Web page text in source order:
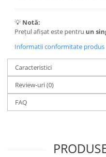
💡 Notă:
Prețul afișat este pentru un
Informatii conformitate produs
Caracteristici
Review-uri(0)
FAQ